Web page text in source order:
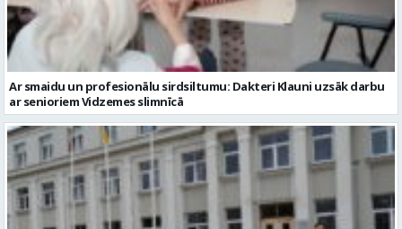
Ar smaidu un profesionālu sirdsiltumu: Dakteri Klauni uzsāk darbu
ar senioriem Vidzemes slimnīcā